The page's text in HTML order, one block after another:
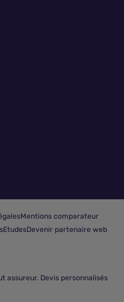
Mentions comparateur
EtudesDevenir partenaire web
assureur. Devis personnalisés